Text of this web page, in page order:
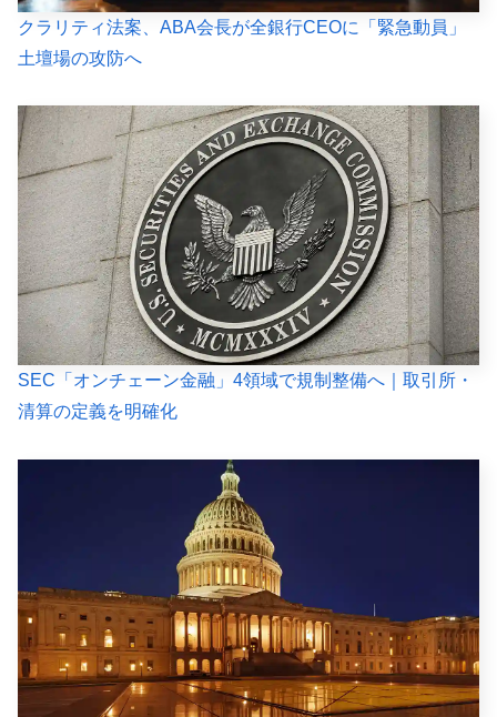
クラリティ法案、ABA会長が全銀行CEOに「緊急動員」
土壇場の攻防へ
SEC「オンチェーン金融」4領域で規制整備へ｜取引所・
清算の定義を明確化